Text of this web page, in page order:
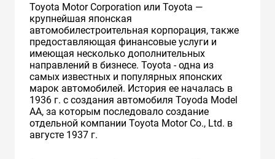
Toyota Motor Corporation или Toyota —
крупнейшая японская
автомобилестроительная корпорация, также
предоставляющая финансовые услуги и
имеющая несколько дополнительных
направлений в бизнесе. Toyota - одна из
самых известных и популярных японских
марок автомобилей. История ее началась в
1936 г. с создания автомобиля Toyoda Model
AA, за которым последовало создание
отдельной компании Toyota Motor Co., Ltd. в
августе 1937 г.